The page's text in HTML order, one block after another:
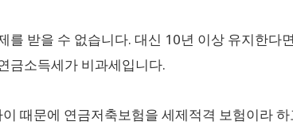
를 받을 수 없습니다. 대신 10년 이상 유지한다
금소득세가 비과세입니다.
때문에 연금저축보험을 세제적격 보험이라